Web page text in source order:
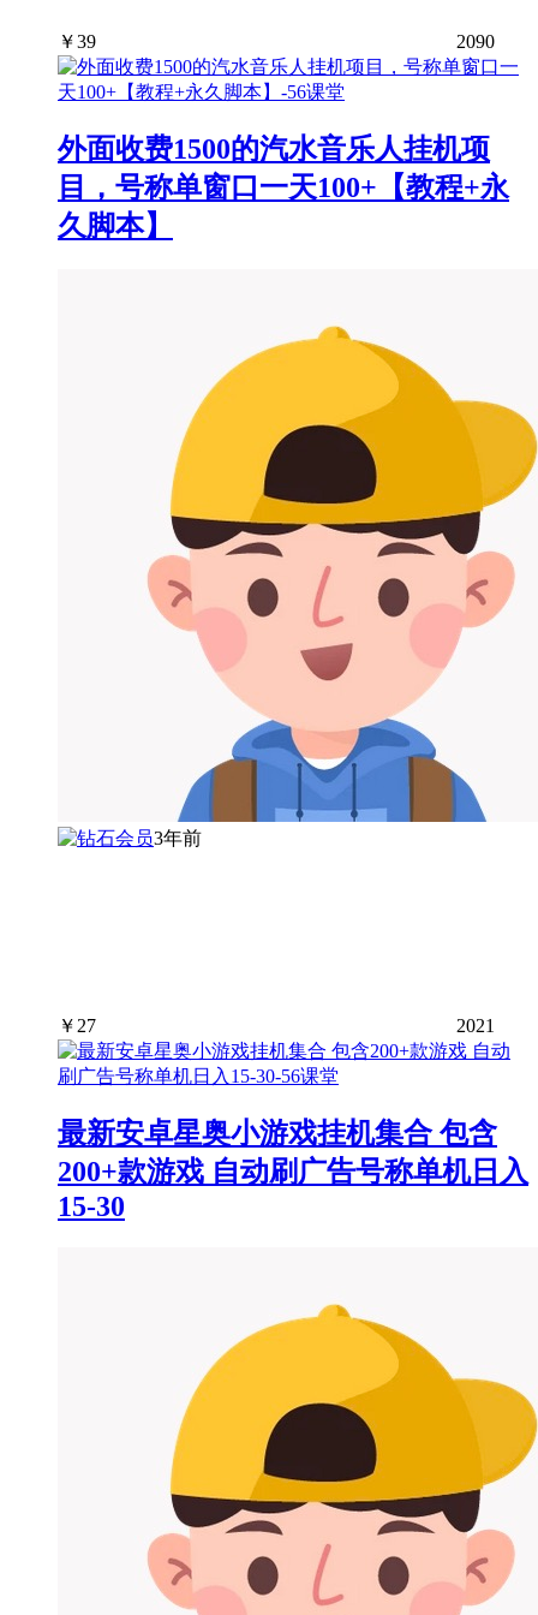
￥39 2090
外面收费1500的汽水音乐人挂机项
目，号称单窗口一天100+【教程+永
久脚本】
3年前
￥ 27 2021
最新安卓星奥小游戏挂机集合 包含
200+款游戏 自动刷广告号称单机日入
15-30